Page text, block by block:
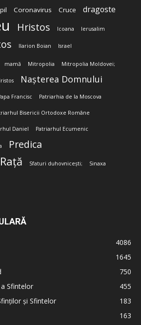
Coronavirus Cruce dragoste
Hristos Icoana Ierusalim
Ilarion Boian Israel
mamă Mitropolia Mitropolia Moldovei;
Nașterea Domnului
Francisc Patriarhia de la Moscova
Bisericii Ortodoxe Române
Daniel Patriarhul Ecumenic
Predica
Sfaturi duhovnicești; Sinaxa
4086
1645
750
Sfintelor
455
și Sfintelor
183
163